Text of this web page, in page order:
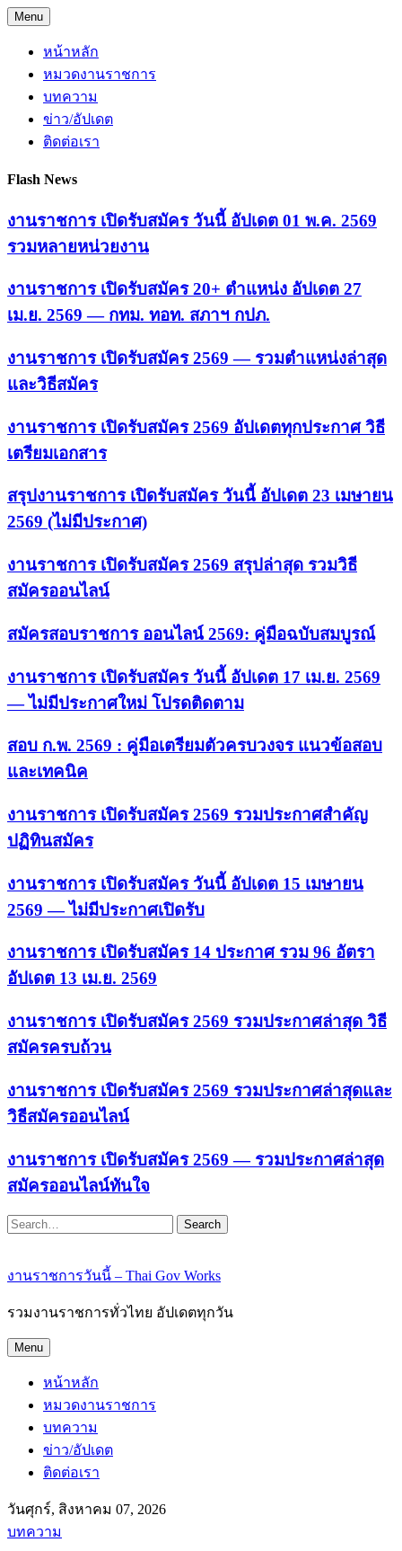
Skip
to
content
Menu
หน้าหลัก
หมวดงานราชการ
บทความ
ข่าว/อัปเดต
ติดต่อเรา
Flash News
งานราชการ เปิดรับสมัคร วันนี้ อัปเดต 01 พ.ค. 2569
รวมหลายหน่วยงาน
งานราชการ เปิดรับสมัคร 20+ ตำแหน่ง อัปเดต 27
เม.ย. 2569 — กทม. ทอท. สภาฯ กปภ.
งานราชการ เปิดรับสมัคร 2569 — รวมตำแหน่งล่าสุด
และวิธีสมัคร
งานราชการ เปิดรับสมัคร 2569 อัปเดตทุกประกาศ วิธี
เตรียมเอกสาร
สรุปงานราชการ เปิดรับสมัคร วันนี้ อัปเดต 23 เมษายน
2569 (ไม่มีประกาศ)
งานราชการ เปิดรับสมัคร 2569 สรุปล่าสุด รวมวิธี
สมัครออนไลน์
สมัครสอบราชการ ออนไลน์ 2569: คู่มือฉบับสมบูรณ์
งานราชการ เปิดรับสมัคร วันนี้ อัปเดต 17 เม.ย. 2569
— ไม่มีประกาศใหม่ โปรดติดตาม
สอบ ก.พ. 2569 : คู่มือเตรียมตัวครบวงจร แนวข้อสอบ
และเทคนิค
งานราชการ เปิดรับสมัคร 2569 รวมประกาศสำคัญ
ปฏิทินสมัคร
งานราชการ เปิดรับสมัคร วันนี้ อัปเดต 15 เมษายน
2569 — ไม่มีประกาศเปิดรับ
งานราชการ เปิดรับสมัคร 14 ประกาศ รวม 96 อัตรา
อัปเดต 13 เม.ย. 2569
งานราชการ เปิดรับสมัคร 2569 รวมประกาศล่าสุด วิธี
สมัครครบถ้วน
งานราชการ เปิดรับสมัคร 2569 รวมประกาศล่าสุดและ
วิธีสมัครออนไลน์
งานราชการ เปิดรับสมัคร 2569 — รวมประกาศล่าสุด
สมัครออนไลน์ทันใจ
Search
งานราชการวันนี้ – Thai Gov Works
รวมงานราชการทั่วไทย อัปเดตทุกวัน
Menu
หน้าหลัก
หมวดงานราชการ
บทความ
ข่าว/อัปเดต
ติดต่อเรา
วันศุกร์, สิงหาคม 07, 2026
บทความ